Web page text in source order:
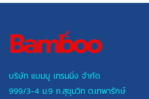
บริษัท แบมบู เทรนนิ่ง จำกัด
999/3-4 ม.9 ถ.สุขุมวิท ต.เทพารักษ์